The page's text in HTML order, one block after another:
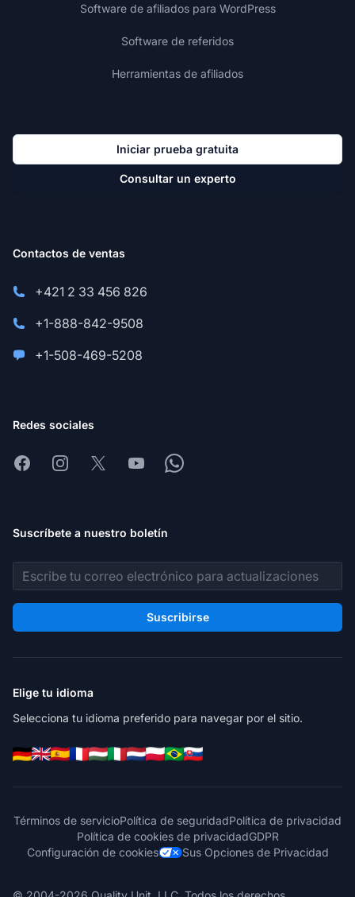
Software de afiliados para WordPress
Software de referidos
Herramientas de afiliados
Iniciar prueba gratuita
Consultar un experto
Contactos de ventas
+421 2 33 456 826
+1-888-842-9508
+1-508-469-5208
Redes sociales
FacebookInstagram
X YoutubeWhatsapp
Suscríbete a nuestro boletín
Dirección de correo electrónico
Suscribirse
Elige tu idioma
Selecciona tu idioma preferido para navegar por el sitio.
Términos de servicioPolítica de seguridadPolítica de privacidad
Política de cookies de privacidadGDPR
Configuración de cookies
Sus Opciones de Privacidad